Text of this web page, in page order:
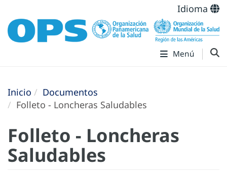
Idioma
Menú
Inicio
Documentos
Folleto - Loncheras Saludables
Folleto - Loncheras
Saludables